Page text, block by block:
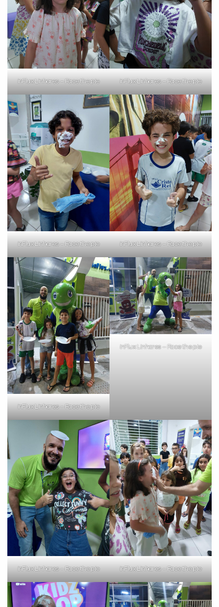
inFlux Linhares – Face the pie inFlux Linhares – Face the pie
inFlux Linhares – Face the pie inFlux Linhares – Face the pie
inFlux Linhares – Face the pie
inFlux Linhares – Face the pie
inFlux Linhares – Face the pie inFlux Linhares – Face the pie
VOLTAR